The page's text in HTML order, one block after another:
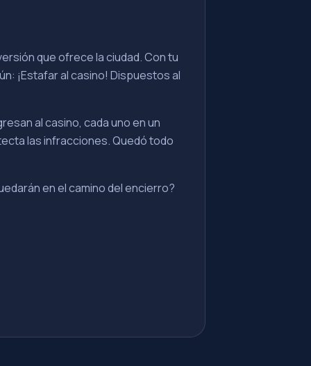
que ofrece la ciudad. Con tu
¡Estafar al casino! Dispuestos al
al casino, cada uno en un
las infracciones. Quedó todo
en el camino del encierro?